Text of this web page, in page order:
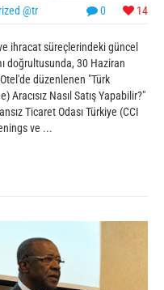
0 14
@tr
ihracat süreçlerindeki güncel
doğrultusunda, 30 Haziran
düzenlenen "Türk
Aracısız Nasıl Satış Yapabilir?"
Ticaret Odası Türkiye (CCI
ve ...